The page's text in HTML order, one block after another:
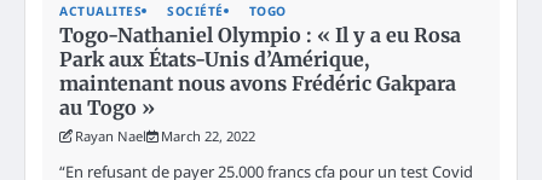
ACTUALITES SOCIÉTÉ TOGO
Togo-Nathaniel Olympio : « Il y a eu Rosa
Park aux États-Unis d’Amérique,
maintenant nous avons Frédéric Gakpara
au Togo »
Rayan Nael March 22, 2022
“En refusant de payer 25.000 francs cfa pour un test Covid